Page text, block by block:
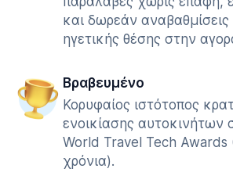
και δωρεάν
ηγετικής θέσης στην
Βραβευμένο
Κορυφαίος ιστότοπος
ενοικίασης
World Travel Tech
χρόνια).